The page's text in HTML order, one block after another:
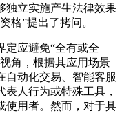
独立实施产生法律效果
格”提出了拷问。
定应避免“全有或全
角，根据其应用场景
自动化交易、智能客服
人行为或特殊工具，
使用者。然而，对于具